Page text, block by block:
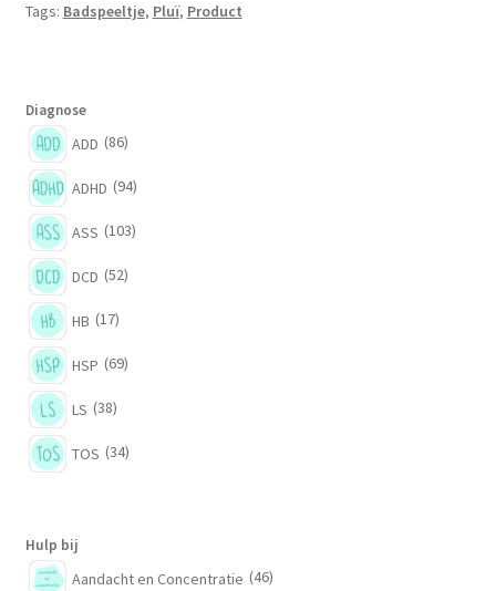
Tags: Badspeeltje, Pluï, Product
Diagnose
ADD (86)
ADHD (94)
ASS (103)
DCD (52)
HB (17)
HSP (69)
LS (38)
TOS (34)
Hulp bij
Aandacht en Concentratie (46)